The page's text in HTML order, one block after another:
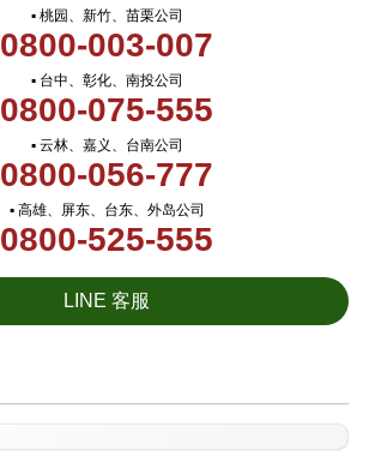
▪ 桃园、新竹、苗栗公司
0800-003-007
▪ 台中、彰化、南投公司
0800-075-555
▪ 云林、嘉义、台南公司
0800-056-777
▪ 高雄、屏东、台东、外岛公司
0800-525-555
LINE 客服